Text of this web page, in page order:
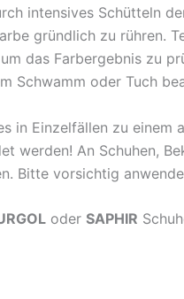
intensives Schütteln
gründlich zu rühren.
das Farbergebnis zu
Schwamm oder Tuch
in Einzelfällen zu
werden! An Schuhen,
Bitte vorsichtig
oder SAPHIR